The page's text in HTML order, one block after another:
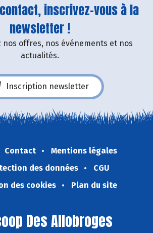
inscrivez-vous à la
newsletter !
nos offres, nos événements et nos
actualités.
Inscription newsletter
Contact
Mentions légales
des données
CGU
des cookies
Plan du site
Des Allobroges